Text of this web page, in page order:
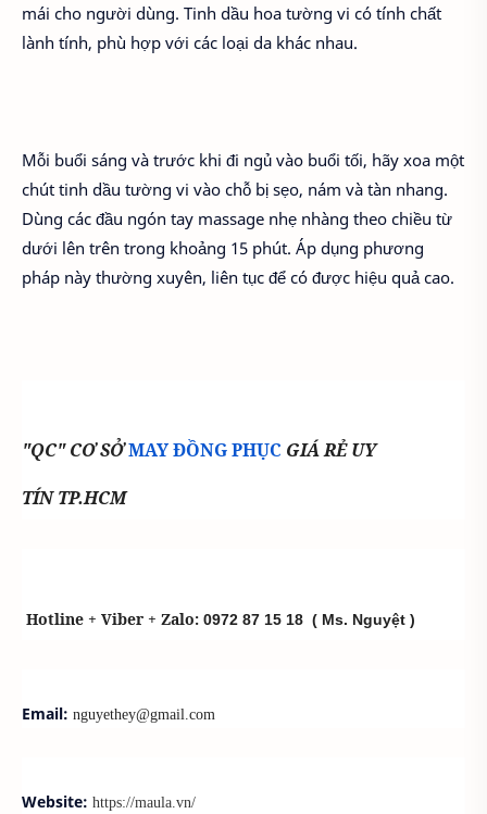
mái cho người dùng. Tinh dầu hoa tường vi có tính chất
lành tính, phù hợp với các loại da khác nhau.
Mỗi buổi sáng và trước khi đi ngủ vào buổi tối, hãy xoa một
chút tinh dầu tường vi vào chỗ bị sẹo, nám và tàn nhang.
Dùng các đầu ngón tay massage nhẹ nhàng theo chiều từ
dưới lên trên trong khoảng 15 phút. Áp dụng phương
pháp này thường xuyên, liên tục để có được hiệu quả cao.
"QC" CƠ SỞMAY ĐỒNG PHỤC GIÁ RẺ UY
TÍN TP.HCM
Hotline + Viber + Zalo: 0972 87 15 18 ( Ms. Nguyệt )
Email: nguyethey@gmail.com
Website: https://maula.vn/